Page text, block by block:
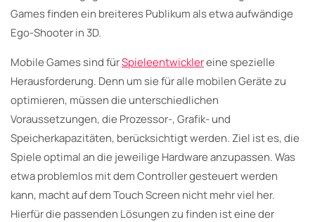
Games finden ein breiteres Publikum als etwa aufwändige
Ego-Shooter in 3D.
Mobile Games sind fürSpieleentwicklereine spezielle
Herausforderung. Denn um sie für alle mobilen Geräte zu
optimieren, müssen die unterschiedlichen
Voraussetzungen, die Prozessor-, Grafik- und
Speicherkapazitäten, berücksichtigt werden. Ziel ist es, die
Spiele optimal an die jeweilige Hardware anzupassen. Was
etwa problemlos mit dem Controller gesteuert werden
kann, macht auf dem Touch Screen nicht mehr viel her.
Hierfür die passenden Lösungen zu finden ist eine der